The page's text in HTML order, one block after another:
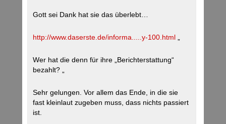
Gott sei Dank hat sie das überlebt…
http://www.daserste.de/informa.....y-100.html
Wer hat die denn für ihre „Berichterstattung“
bezahlt? „
Sehr gelungen. Vor allem das Ende, in die sie
fast kleinlaut zugeben muss, dass nichts passiert
ist.